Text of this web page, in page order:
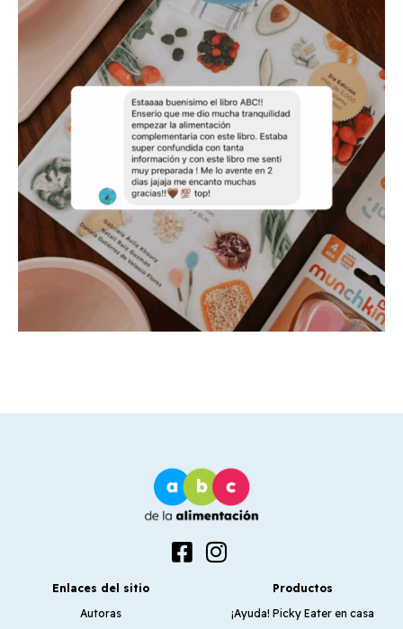
Enlaces del sitio
Autoras
Productos
¡Ayuda! Picky Eater en casa